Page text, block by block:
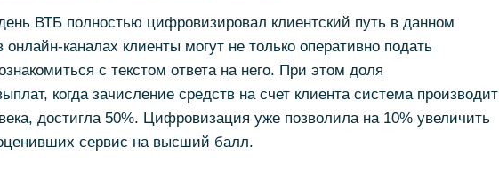
ВТБ полностью цифровизировал клиентский путь в данном
онлайн-каналах клиенты могут не только оперативно подать
с текстом ответа на него. При этом доля
когда зачисление средств на счет клиента система производит
достигла 50%. Цифровизация уже позволила на 10% увеличить
сервис на высший балл.